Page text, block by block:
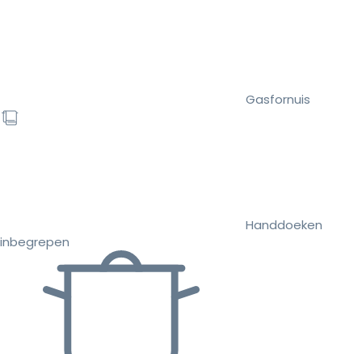
Gasfornuis
Handdoeken
inbegrepen